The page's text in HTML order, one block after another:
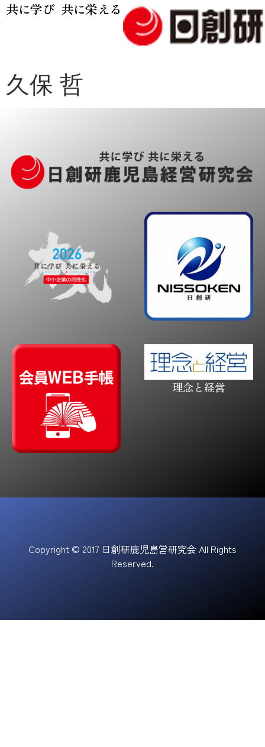
共に学び 共に栄える
久保 哲
理念と経営
Copyright © 2017 日創研鹿児島営研究会 All Rights
Reserved.